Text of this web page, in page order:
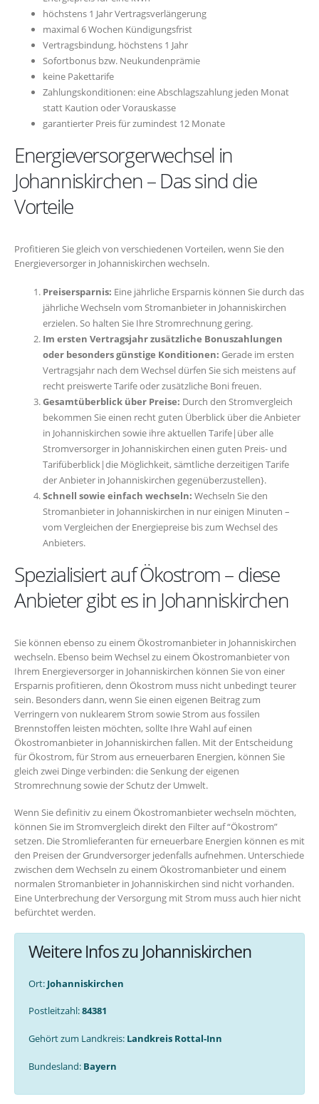
höchstens 1 Jahr Vertragsverlängerung
maximal 6 Wochen Kündigungsfrist
Vertragsbindung, höchstens 1 Jahr
Sofortbonus bzw. Neukundenprämie
keine Pakettarife
Zahlungskonditionen: eine Abschlagszahlung jeden Monat
statt Kaution oder Vorauskasse
garantierter Preis für zumindest 12 Monate
Energieversorgerwechsel in
Johanniskirchen – Das sind die
Vorteile
Profitieren Sie gleich von verschiedenen Vorteilen, wenn Sie den
Energieversorger in Johanniskirchen wechseln.
Preisersparnis: Eine jährliche Ersparnis können Sie durch das
jährliche Wechseln vom Stromanbieter in Johanniskirchen
erzielen. So halten Sie Ihre Stromrechnung gering.
Im ersten Vertragsjahr zusätzliche Bonuszahlungen
oder besonders günstige Konditionen: Gerade im ersten
Vertragsjahr nach dem Wechsel dürfen Sie sich meistens auf
recht preiswerte Tarife oder zusätzliche Boni freuen.
Gesamtüberblick über Preise: Durch den Stromvergleich
bekommen Sie einen recht guten Überblick über die Anbieter
in Johanniskirchen sowie ihre aktuellen Tarife|über alle
Stromversorger in Johanniskirchen einen guten Preis- und
Tarifüberblick|die Möglichkeit, sämtliche derzeitigen Tarife
der Anbieter in Johanniskirchen gegenüberzustellen}.
Schnell sowie einfach wechseln: Wechseln Sie den
Stromanbieter in Johanniskirchen in nur einigen Minuten –
vom Vergleichen der Energiepreise bis zum Wechsel des
Anbieters.
Spezialisiert auf Ökostrom – diese
Anbieter gibt es in Johanniskirchen
Sie können ebenso zu einem Ökostromanbieter in Johanniskirchen
wechseln. Ebenso beim Wechsel zu einem Ökostromanbieter von
Ihrem Energieversorger in Johanniskirchen können Sie von einer
Ersparnis profitieren, denn Ökostrom muss nicht unbedingt teurer
sein. Besonders dann, wenn Sie einen eigenen Beitrag zum
Verringern von nuklearem Strom sowie Strom aus fossilen
Brennstoffen leisten möchten, sollte Ihre Wahl auf einen
Ökostromanbieter in Johanniskirchen fallen. Mit der Entscheidung
für Ökostrom, für Strom aus erneuerbaren Energien, können Sie
gleich zwei Dinge verbinden: die Senkung der eigenen
Stromrechnung sowie der Schutz der Umwelt.
Wenn Sie definitiv zu einem Ökostromanbieter wechseln möchten,
können Sie im Stromvergleich direkt den Filter auf “Ökostrom”
setzen. Die Stromlieferanten für erneuerbare Energien können es mit
den Preisen der Grundversorger jedenfalls aufnehmen. Unterschiede
zwischen dem Wechseln zu einem Ökostromanbieter und einem
normalen Stromanbieter in Johanniskirchen sind nicht vorhanden.
Eine Unterbrechung der Versorgung mit Strom muss auch hier nicht
befürchtet werden.
Weitere Infos zu Johanniskirchen
Ort: Johanniskirchen
Postleitzahl:84381
Gehört zum Landkreis: Landkreis Rottal-Inn
Bundesland: Bayern